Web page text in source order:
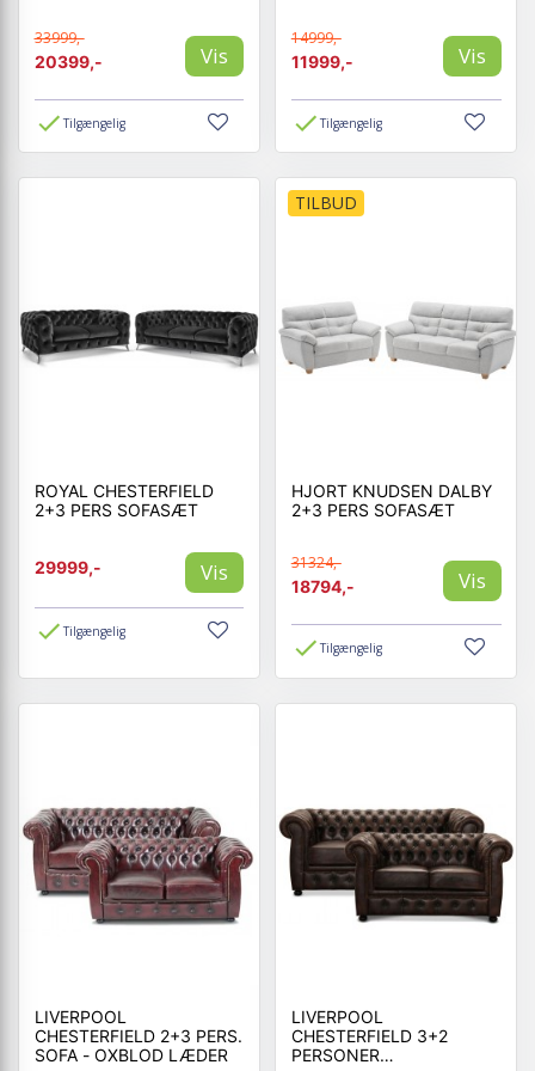
33999,-
20399,-
Vis
Tilgængelig
14999,-
11999,-
Vis
Tilgængelig
ROYAL CHESTERFIELD
2+3 PERS SOFASÆT
29999,- Vis
Tilgængelig
TILBUD
HJORT KNUDSEN DALBY
2+3 PERS SOFASÆT
31324,-
18794,-
Vis
Tilgængelig
LIVERPOOL
CHESTERFIELD 2+3 PERS.
SOFA - OXBLOD LÆDER
LIVERPOOL
CHESTERFIELD 3+2
PERSONER